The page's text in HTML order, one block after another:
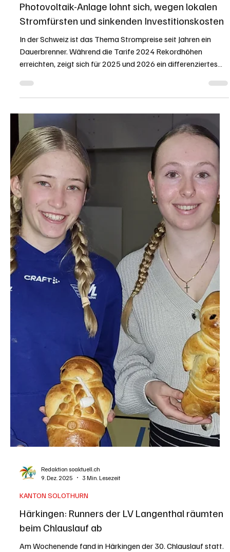
nur noch die Kerzen brennen
Für den Stromausfall am Heiligabend 2025 nordöstlich von
Angaben des Energieunternehmens BKW, welches das
betroffene Netz in dieser Region betreibt, führten zwei
Faktoren zu dem Unterbruch: Auf den Stromleitungen hatte
sich Eis angesammelt. In Kombination mit der Last des Eises
verursachte die starke Biese Störungen im Leitungsnetz.
Symbolbild von himmelststrom_grossi1985 / pixelio.de Der
Stromausfall ereignete sich am